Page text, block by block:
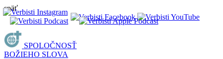
späť
SPOLOČNOSŤ
BOŽIEHO SLOVA